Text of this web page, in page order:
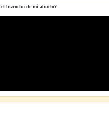
el bizcocho de mi abuelo?